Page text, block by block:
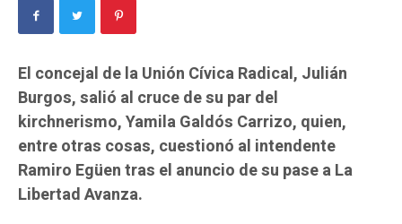
El concejal de la Unión Cívica Radical, Julián
Burgos, salió al cruce de su par del
kirchnerismo, Yamila Galdós Carrizo, quien,
entre otras cosas, cuestionó al intendente
Ramiro Egüen tras el anuncio de su pase a La
Libertad Avanza.